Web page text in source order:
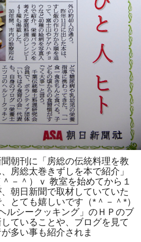
朝刊に「房総の伝統料理を教
房総太巻きずしを本で紹介」
－＾）ｖ 教室を始めてから１
朝日新聞で取材していていた
とても嬉しいです（*＾－＾*）
ルシークッキング」のＨＰのブ
ていることや、ブログを見て
多い事も紹介されま